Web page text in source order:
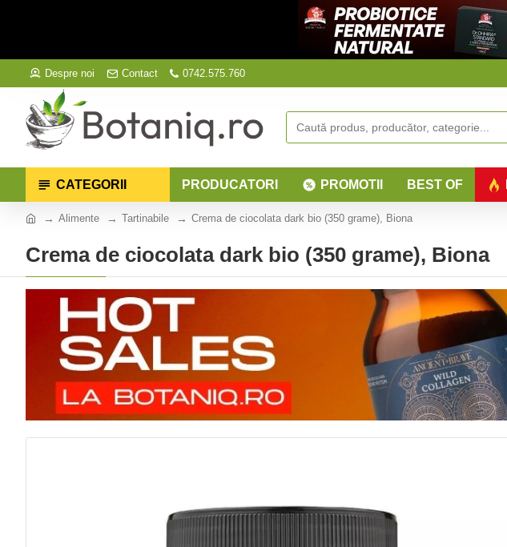
Despre noi Contact 0742.575.760
CATEGORII PRODUCATORI PROMOTII BEST OF
Alimente Tartinabile Crema de ciocolata dark bio (350 grame), Biona
Crema de ciocolata dark bio (350 grame), Biona